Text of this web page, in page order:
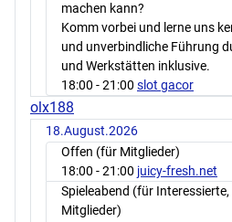
machen kann?
Komm vorbei und lerne uns
und unverbindliche Führung
und Werkstätten inklusive.
18:00 - 21:00 slot gacor
olx188
18.August.2026
Offen (für Mitglieder)
18:00 - 21:00 juicy-fresh.net
Spieleabend (für Interessierte,
Mitglieder)